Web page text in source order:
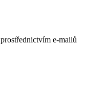
prostřednictvím e-mailů